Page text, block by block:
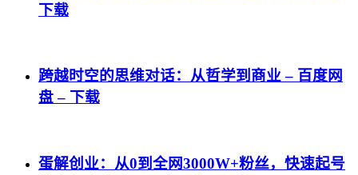
下载
跨越时空的思维对话：从哲学到商业 – 百度网
盘 – 下载
蛋解创业：从0到全网3000W+粉丝，快速起号